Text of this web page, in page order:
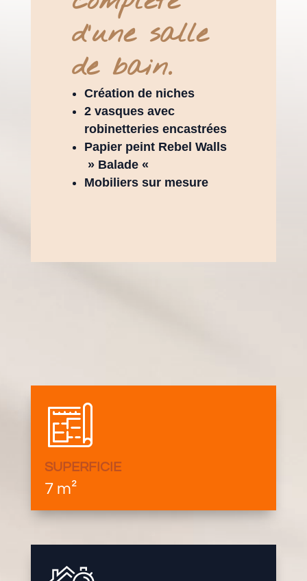
d'une salle
de bain.
Création de niches
2 vasques avec
robinetteries encastrées
Papier peint Rebel Walls
» Balade «
Mobiliers sur mesure
SUPERFICIE
7 m²